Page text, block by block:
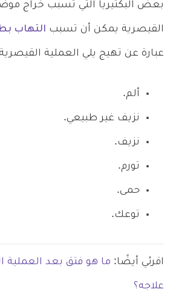
بعض البكتيريا التي تسبب خراج
القيصرية يمكن أن تسبب التهاب
عبارة عن تهيج يلي العملية
ألم.
نزيف غير طبيعي.
نزيف.
تورم.
حمى.
توعك.
اقرئي أيضًا: ما هو فتق بعد العملية
علاجه؟